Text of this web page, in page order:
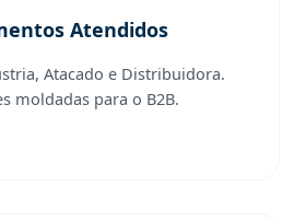
Atendidos
Atacado e Distribuidora.
moldadas para o B2B.